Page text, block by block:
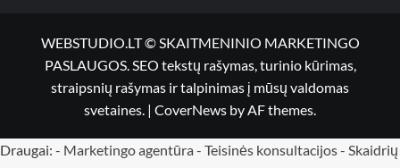
WEBSTUDIO.LT © SKAITMENINIO MARKETINGO
PASLAUGOS. SEO tekstų rašymas, turinio kūrimas,
straipsnių rašymas ir talpinimas į mūsų valdomas
svetaines. | CoverNews by AF themes.
Draugai: - Marketingo agentūra - Teisinės konsultacijos- Skaidrių